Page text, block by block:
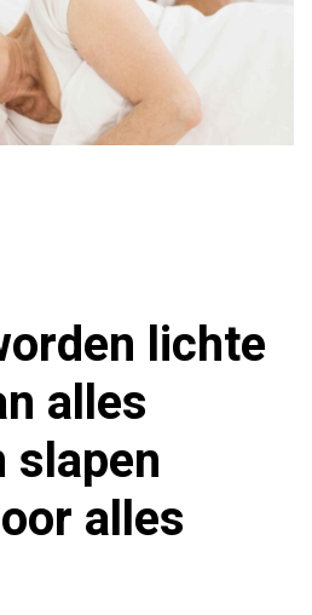
lichte
alles
slapen
alles